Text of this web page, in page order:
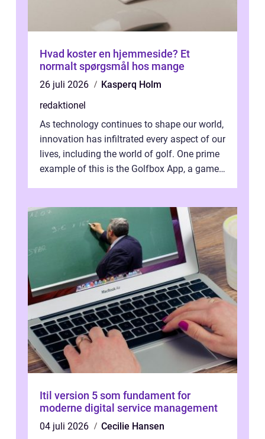
Hvad koster en hjemmeside? Et
normalt spørgsmål hos mange
26 juli 2026
Kasperq Holm
redaktionel
As technology continues to shape our world,
innovation has infiltrated every aspect of our
lives, including the world of golf. One prime
example of this is the Golfbox App, a game-
Itil version 5 som fundament for
moderne digital service management
04 juli 2026 Cecilie Hansen